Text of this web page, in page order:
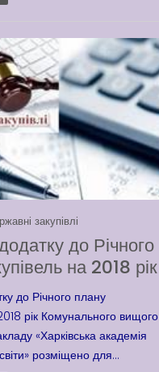
закупівлі
до Річного
на 2018 рік
до Річного плану
рік Комунального вищого
«Харківська академія
розміщено для...